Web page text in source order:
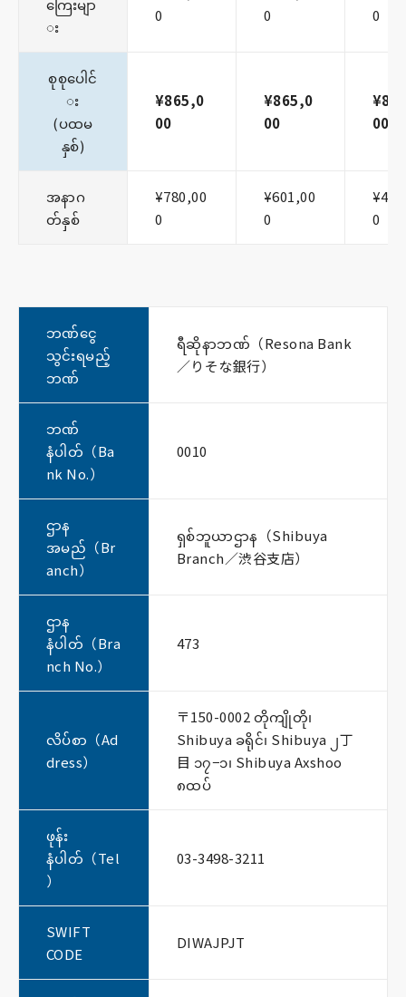
ကြေးမျာ
း
0
0
0
စုစုပေါင်
း
(ပထမ
နှစ်)
¥865,0
00
¥865,0
00
00
အနာဂ
တ်နှစ်
¥780,00
0
¥601,00
0
0
ဘဏ်ငွေ
သွင်းရမည့်
ဘဏ်
ရီဆိုနာဘဏ်（Resona Bank
／りそな銀行）
ဘဏ်
နံပါတ်（Ba
nk No.）
0010
ဌာန
အမည်（Br
anch）
ရှစ်ဘူယာဌာန（Shibuya
Branch／渋谷支店）
ဌာန
နံပါတ်（Bra
nch No.）
473
လိပ်စာ（Ad
dress）
〒150-0002 တိုကျိုတို၊
Shibuya ခရိုင်၊ Shibuya ၂丁
目 ၁၇−၁၊ Shibuya Axshoo
၈ထပ်
ဖုန်း
နံပါတ်（Tel
）
03-3498-3211
SWIFT
CODE
DIWAJPJT